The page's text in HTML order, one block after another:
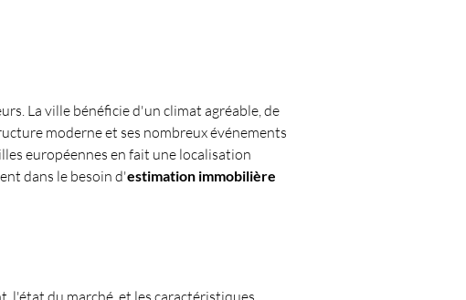
La ville bénéficie d'un climat agréable, de
moderne et ses nombreux événements
européennes en fait une localisation
dans le besoin d'estimation immobilière
l'état du marché, et les caractéristiques